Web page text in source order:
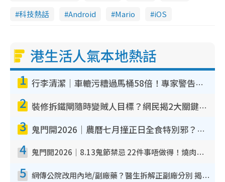
科技熱話
Android Mario iOS
港生活人氣本地熱話
1 行李清潔｜車轆污糟過馬桶58倍！專家警告忌用酒精抹 教1招免污手除菌
2 裝修拆鐵閘隨時變賊人目標？網民揭2大關鍵用途：裝新式等於白裝？附新舊鐵閘分別
3 鬼門開2026｜農曆七月撞正日全食特別邪？專家警告切忌做一事！揭4大禁忌+2招保平安
4 鬼門開2026｜8.13鬼節禁忌 22件事唔做得！燒肉、刺身要少食？半夜勿吹口哨/打呢個電話
5 網傳公院改用內地/副廠藥？醫生拆解正副廠分別 揭4類人換藥隨時出事